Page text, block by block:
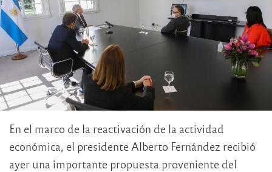
En el marco de la reactivación de la actividad
económica, el presidente Alberto Fernández recibió
ayer una importante propuesta proveniente del